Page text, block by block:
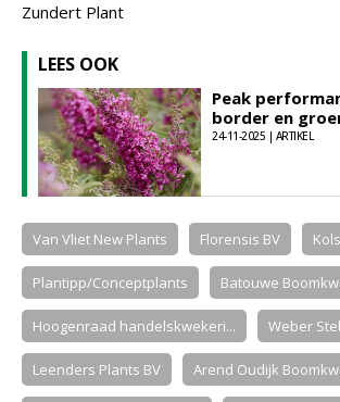
Zundert Plant
LEES OOK
Peak
border en
24-11-2025 | ARTIKEL
Van Vliet New Plants Florensis BV
Plantipp/Conceptplants Batouwe
Hoogenraad handelskwekeri... Weber
Leenders Plants BV Arend Oudijk